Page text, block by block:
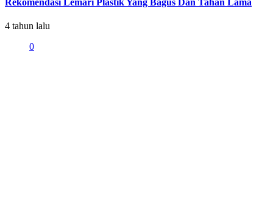
Rekomendasi Lemari Plastik Yang Bagus Dan Tahan Lama
4 tahun lalu
0